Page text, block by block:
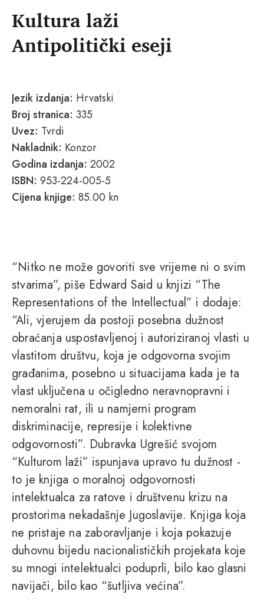
Kultura laži
Antipolitički eseji
Jezik izdanja: Hrvatski
Broj stranica: 335
Uvez: Tvrdi
Nakladnik: Konzor
Godina izdanja: 2002
ISBN: 953-224-005-5
Cijena knjige: 85.00 kn
“Nitko ne može govoriti sve vrijeme ni o svim
stvarima”, piše Edward Said u knjizi “The
Representations of the Intellectual” i dodaje:
“Ali, vjerujem da postoji posebna dužnost
obraćanja uspostavljenoj i autoriziranoj vlasti u
vlastitom društvu, koja je odgovorna svojim
građanima, posebno u situacijama kada je ta
vlast uključena u očigledno neravnopravni i
nemoralni rat, ili u namjerni program
diskriminacije, represije i kolektivne
odgovornosti”. Dubravka Ugrešić svojom
“Kulturom laži” ispunjava upravo tu dužnost -
to je knjiga o moralnoj odgovornosti
intelektualca za ratove i društvenu krizu na
prostorima nekadašnje Jugoslavije. Knjiga koja
ne pristaje na zaboravljanje i koja pokazuje
duhovnu bijedu nacionalističkih projekata koje
su mnogi intelektualci poduprli, bilo kao glasni
navijači, bilo kao “šutljiva većina”.